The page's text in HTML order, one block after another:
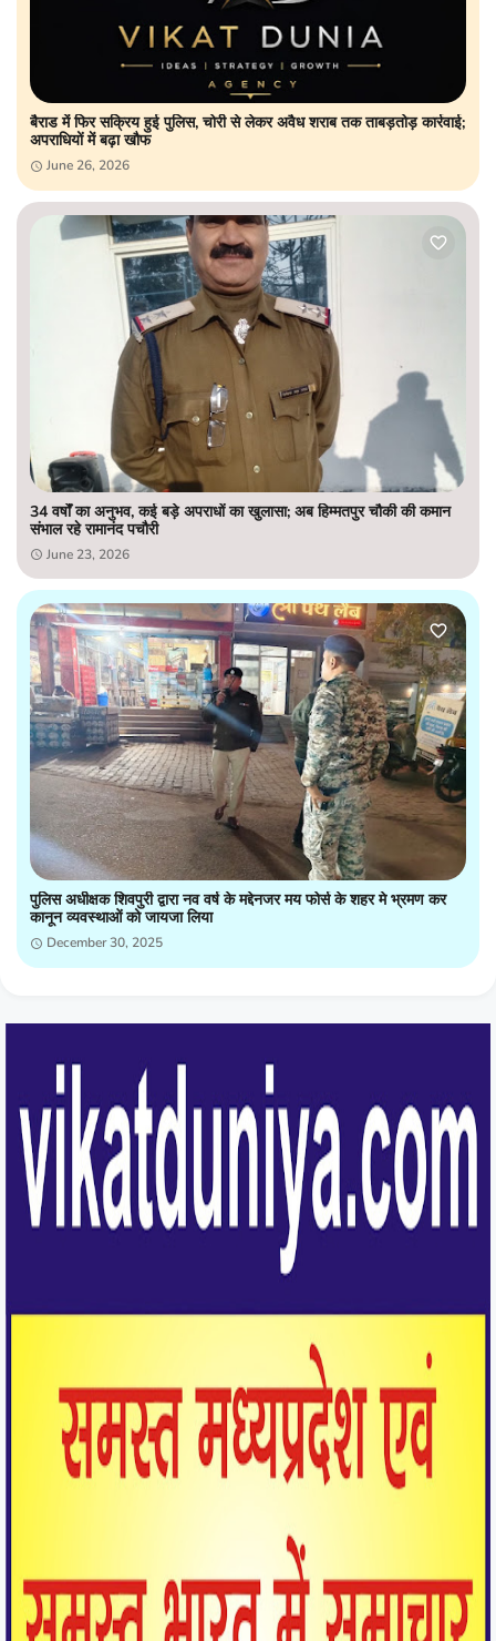
बैराड में फिर सक्रिय हुई पुलिस, चोरी से लेकर अवैध शराब तक ताबड़तोड़ कार्रवाई;
अपराधियों में बढ़ा खौफ
June 26, 2026
34 वर्षों का अनुभव, कई बड़े अपराधों का खुलासा; अब हिम्मतपुर चौकी की कमान
संभाल रहे रामानंद पचौरी
June 23, 2026
पुलिस अधीक्षक शिवपुरी द्वारा नव वर्ष के मद्देनजर मय फोर्स के शहर मे भ्रमण कर
कानून व्यवस्थाओं को जायजा लिया
December 30, 2025